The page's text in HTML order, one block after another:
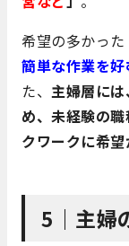
希望の多かった
簡単な作業を
た、 主婦層に
め、未経験の
クワークに希
5｜主婦